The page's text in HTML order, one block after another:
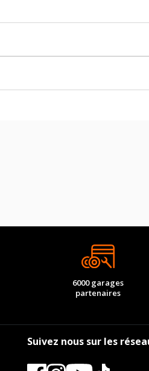
6000 garages
partenaires
Suivez nous sur les